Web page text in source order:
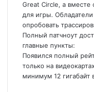
Great Circle, а вместе
для игры.
опробовать
Полный патчноут
главные пункты:
Появился полный
только на
минимум 12 гигабайт